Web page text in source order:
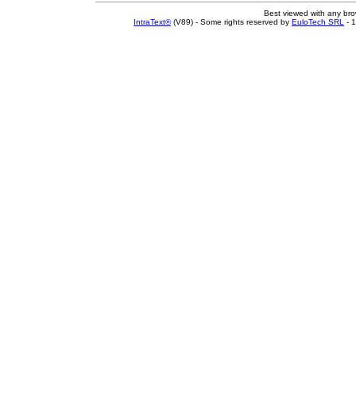
Best viewed with any
IntraText®(V89) - Some rights reserved by EuloTech SRL -